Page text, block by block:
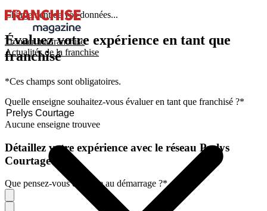
Trouver ma franchise
Actualités de la franchise
Chargement de vos données...
Évaluez votre expérience en tant que
franchisé
*Ces champs sont obligatoires.
Quelle enseigne souhaitez-vous évaluer en tant que franchisé ?*
Aucune enseigne trouvee
Détaillez votre expérience avec le réseau Prelys
Courtage
Que pensez-vous de l'aide au démarrage ?*